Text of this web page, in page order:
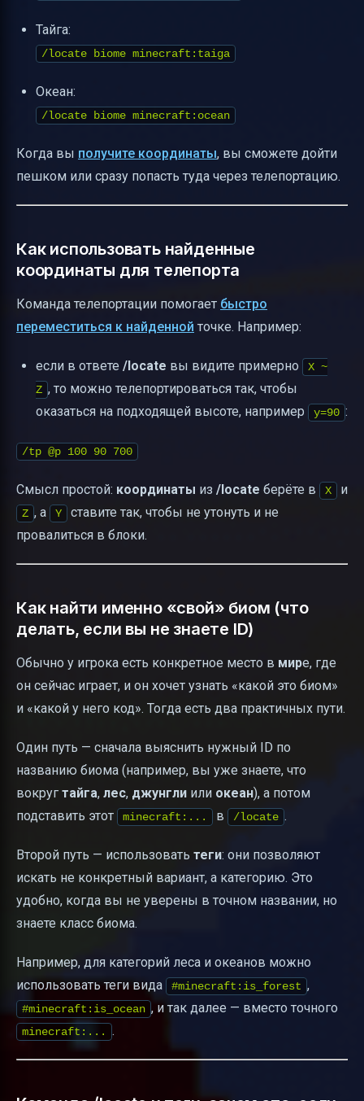
Тайга:
/locate biome minecraft:taiga
Океан:
/locate biome minecraft:ocean
Когда вы получите координаты, вы сможете дойти
пешком или сразу попасть туда через телепортацию.
Как использовать найденные
координаты для телепорта
Команда телепортации помогает быстро
переместиться к найденной точке. Например:
если в ответе /locate вы видите примерно
X ~
Z , то можно телепортироваться так, чтобы
оказаться на подходящей высоте, например
y=90 :
/tp @p 100 90 700
Смысл простой: координаты из /locate берёте в X и
Z , а Y
ставите так, чтобы не утонуть и не
провалиться в блоки.
Как найти именно «свой» биом (что
делать, если вы не знаете ID)
Обычно у игрока есть конкретное место в мирe, где
он сейчас играет, и он хочет узнать «какой это биом»
и «какой у него код». Тогда есть два практичных пути.
Один путь — сначала выяснить нужный ID по
названию биома (например, вы уже знаете, что
вокруг тайга, лес, джунгли или океан), а потом
подставить этот
minecraft:... в /locate .
Второй путь — использовать теги: они позволяют
искать не конкретный вариант, а категорию. Это
удобно, когда вы не уверены в точном названии, но
знаете класс биома.
Например, для категорий леса и океанов можно
использовать теги вида
#minecraft:is_forest ,
#minecraft:is_ocean , и так далее — вместо точного
minecraft:... .